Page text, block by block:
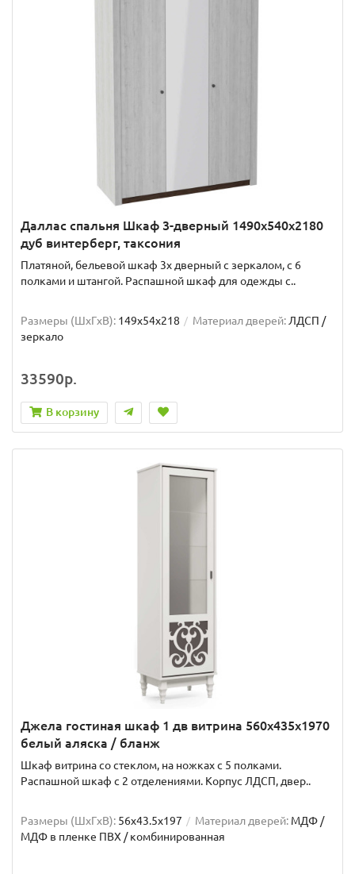
Даллас спальня Шкаф 3-дверный 1490х540х2180
дуб винтерберг, таксония
Платяной, бельевой шкаф 3х дверный с зеркалом, с 6
полками и штангой. Распашной шкаф для одежды с..
Размеры (ШxГxВ): 149x54x218 Материал дверей: ЛДСП /
зеркало
33590р.
В корзину
Джела гостиная шкаф 1 дв витрина 560х435х1970
белый аляска / бланж
Шкаф витрина со стеклом, на ножках с 5 полками.
Распашной шкаф с 2 отделениями. Корпус ЛДСП, двер..
Размеры (ШxГxВ): 56x43.5x197 Материал дверей: МДФ /
МДФ в пленке ПВХ / комбинированная